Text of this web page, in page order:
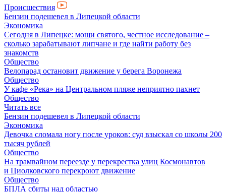
Происшествия
Бензин подешевел в Липецкой области
Экономика
Сегодня в Липецке: мощи святого, честное исследование –
сколько зарабатывают липчане и где найти работу без
знакомств
Общество
Велопарад остановит движение у берега Воронежа
Общество
У кафе «Река» на Центральном пляже неприятно пахнет
Общество
Читать все
Бензин подешевел в Липецкой области
Экономика
Девочка сломала ногу после уроков: суд взыскал со школы 200
тысяч рублей
Общество
На трамвайном переезде у перекрестка улиц Космонавтов
и Циолковского перекроют движение
Общество
БПЛА сбиты над областью